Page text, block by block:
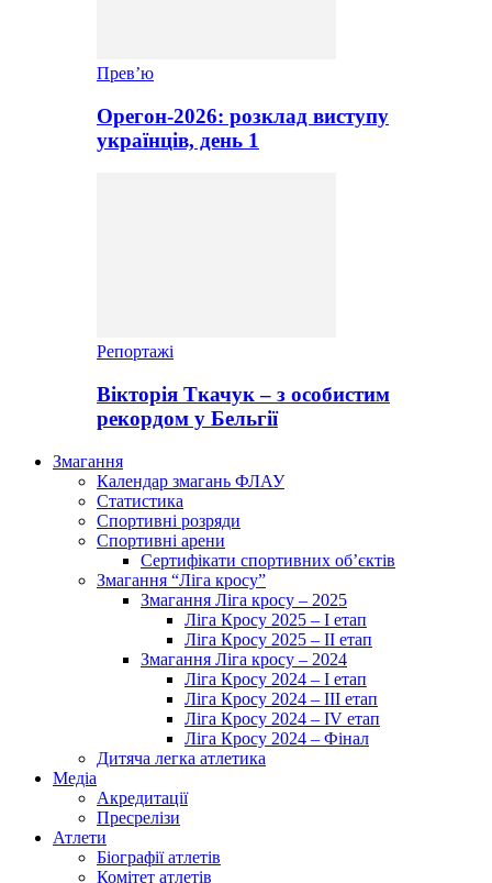
Прев’ю
Орегон-2026: розклад виступу
українців, день 1
Репортажі
Вікторія Ткачук – з особистим
рекордом у Бельгії
Змагання
Календар змагань ФЛАУ
Статистика
Спортивні розряди
Спортивні арени
Сертифікати спортивних об’єктів
Змагання “Ліга кросу”
Змагання Ліга кросу – 2025
Ліга Кросу 2025 – I етап
Ліга Кросу 2025 – II етап
Змагання Ліга кросу – 2024
Ліга Кросу 2024 – I етап
Ліга Кросу 2024 – III етап
Ліга Кросу 2024 – IV етап
Ліга Кросу 2024 – Фінал
Дитяча легка атлетика
Медіа
Акредитації
Пресрелізи
Атлети
Біографії атлетів
Комітет атлетів